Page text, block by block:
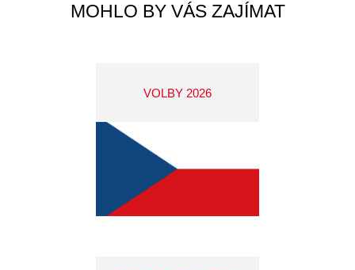
MOHLO BY VÁS ZAJÍMAT
VOLBY 2026